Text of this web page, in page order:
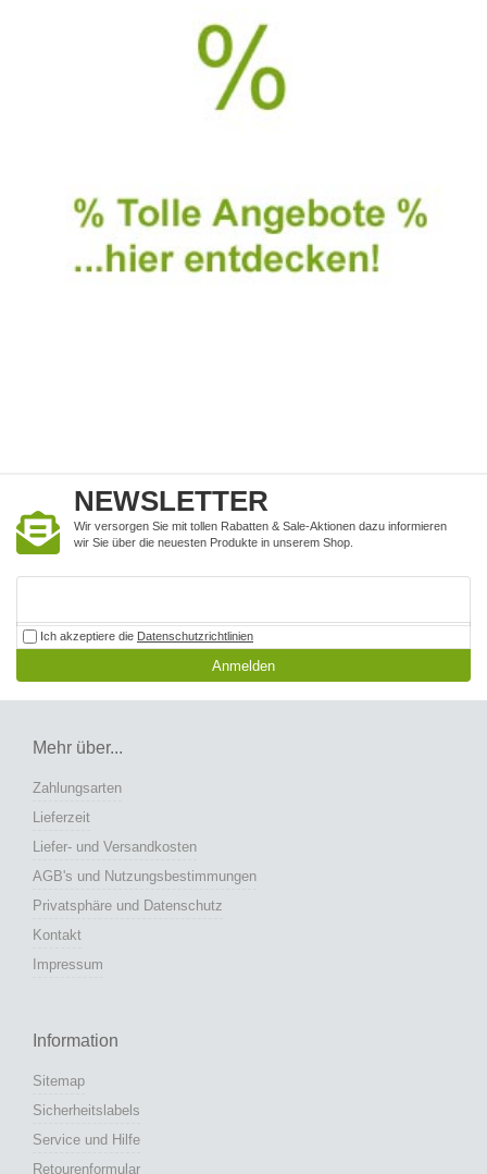
NEWSLETTER
Wir versorgen Sie mit tollen Rabatten & Sale-Aktionen dazu informieren
wir Sie über die neuesten Produkte in unserem Shop.
Ich akzeptiere die Datenschutzrichtlinien
Anmelden
Mehr über...
Zahlungsarten
Lieferzeit
Liefer- und Versandkosten
AGB's und Nutzungsbestimmungen
Privatsphäre und Datenschutz
Kontakt
Impressum
Information
Sitemap
Sicherheitslabels
Service und Hilfe
Retourenformular